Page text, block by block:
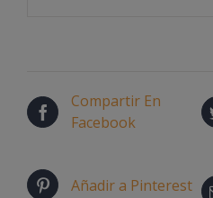
Compartir En
Facebook
Añadir a Pinterest